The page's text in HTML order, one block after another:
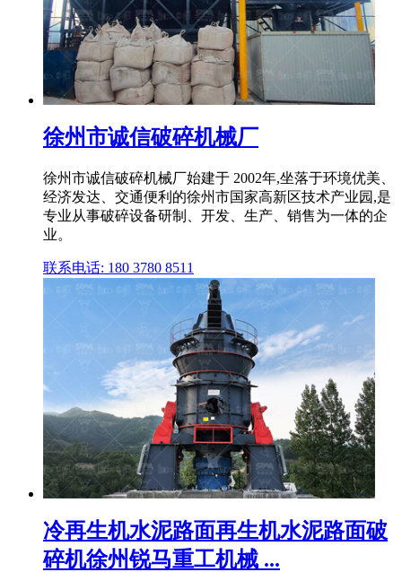
徐州市诚信破碎机械厂
徐州市诚信破碎机械厂始建于 2002年,坐落于环境优美、
经济发达、交通便利的徐州市国家高新区技术产业园,是
专业从事破碎设备研制、开发、生产、销售为一体的企
业。
联系电话: 180 3780 8511
冷再生机水泥路面再生机水泥路面破
碎机徐州锐马重工机械 ...